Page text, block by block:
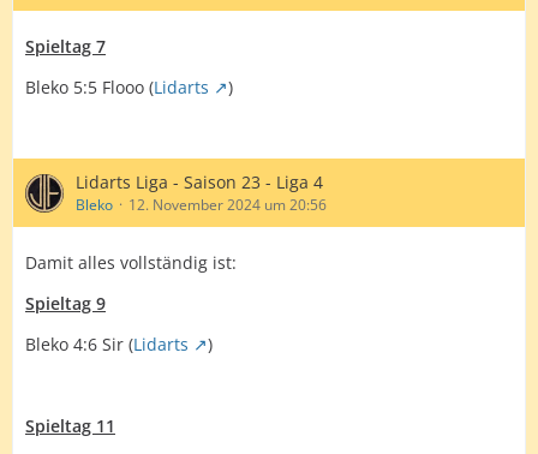
Spieltag 7
Bleko 5:5 Flooo (Lidarts )
Lidarts Liga - Saison 23 - Liga 4
Bleko 12. November 2024 um 20:56
Damit alles vollständig ist:
Spieltag 9
Bleko 4:6 Sir (Lidarts )
Spieltag 11